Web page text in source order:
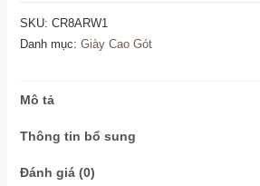
-
Họa
Sóng
SKU: CR8ARW1
Danh mục: Giày Cao Gót
Mô tả
Thông tin bổ sung
Đánh giá (0)